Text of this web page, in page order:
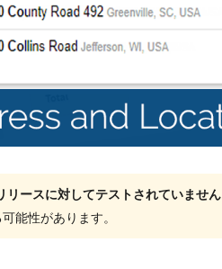
ースに対してテストされていません
能性があります。